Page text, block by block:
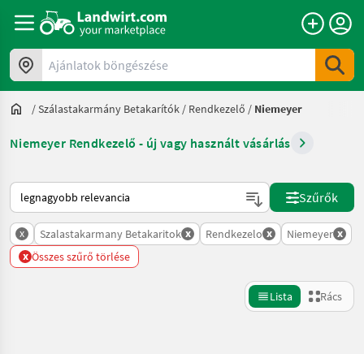
Ajánlatok böngészése
/Szálastakarmány Betakarítók / Rendkezelő / Niemeyer
Niemeyer Rendkezelő - új vagy használt vásárlás
Így van sorba rendezve a Landwirt.com-on
Szűrők
x Szalastakarmany Betakaritok x Rendkezelo x Niemeyer x
x Összes szűrő törlése
Lista Rács